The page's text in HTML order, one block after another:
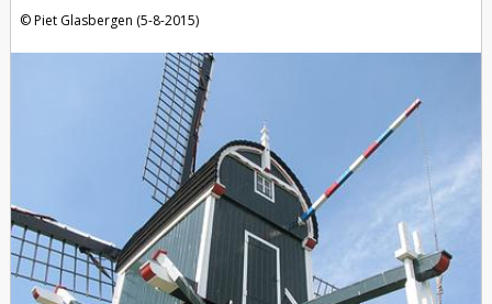
Piet Glasbergen (5-8-2015)